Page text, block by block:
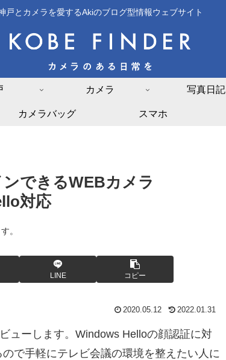
戸とカメラを愛するAkiのブログ型情報ウェブサイト
カメラ 写真日記
カメラバッグ スマホ
できるWEBカメラ
対応
。
LINE コピー
2020.05.12 2022.01.31
ューします。Windows Helloの顔認証に対
で手軽にテレビ会議の環境を整えたい人に